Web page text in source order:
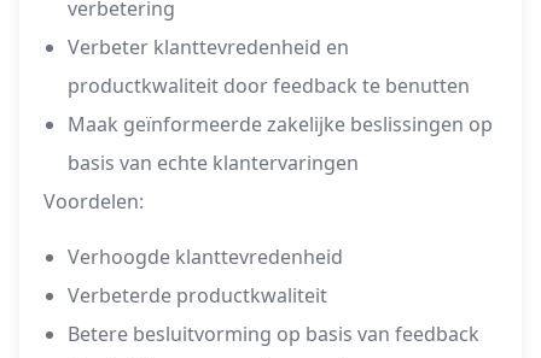
verbetering
Verbeter klanttevredenheid en
productkwaliteit door feedback te benutten
Maak geïnformeerde zakelijke beslissingen op
basis van echte klantervaringen
Voordelen:
Verhoogde klanttevredenheid
Verbeterde productkwaliteit
Betere besluitvorming op basis van feedback